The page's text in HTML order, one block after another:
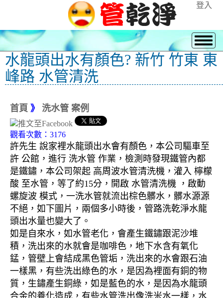
登入
水龍頭出水有顏色? 新竹 竹東 東
峰路 水管清洗
首頁 》 洗水管 案例
觀看次數：3176
許先生 說家裡水龍頭出水會有顏色，本公司驅車至
許 公館，進行 洗水管 作業，檢測時發現鐵管內都
是鐵鏽，本公司架起 高周波水管清洗機，灌入 檸檬
酸 至水管，等了約15分，開啟 水管清洗機 ，啟動
螺旋波 模式，一洗水管就流出棕色髒水，髒水源源
不絕，如下圖片，兩個多小時後，管路洗乾淨水龍
頭出水量也變大了。
如是自來水，如水管老化，會產生鐵鏽跟泥沙堆
積，洗出來的水就會是咖啡色，地下水含有氧化
錳，管壁上會結成黑色管垢，洗出來的水會跟石油
一樣黑，有些洗出綠色的水，是因為裡面有銅的物
質，生鏽產生銅綠，如是藍色的水，是因為水龍頭